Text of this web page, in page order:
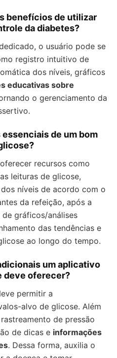
benefícios de utilizar
da diabetes?
o usuário pode se
registro intuitivo de
dos níveis, gráficos
educativas sobre
o gerenciamento da
de um bom
recursos como
leituras de glicose,
níveis de acordo com o
da refeição, após a
gráficos/análises
das tendências e
ao longo do tempo.
um aplicativo
deve oferecer?
permitir a
alvo de glicose. Além
de pressão
de dicas e informações
. Dessa forma, auxilia o